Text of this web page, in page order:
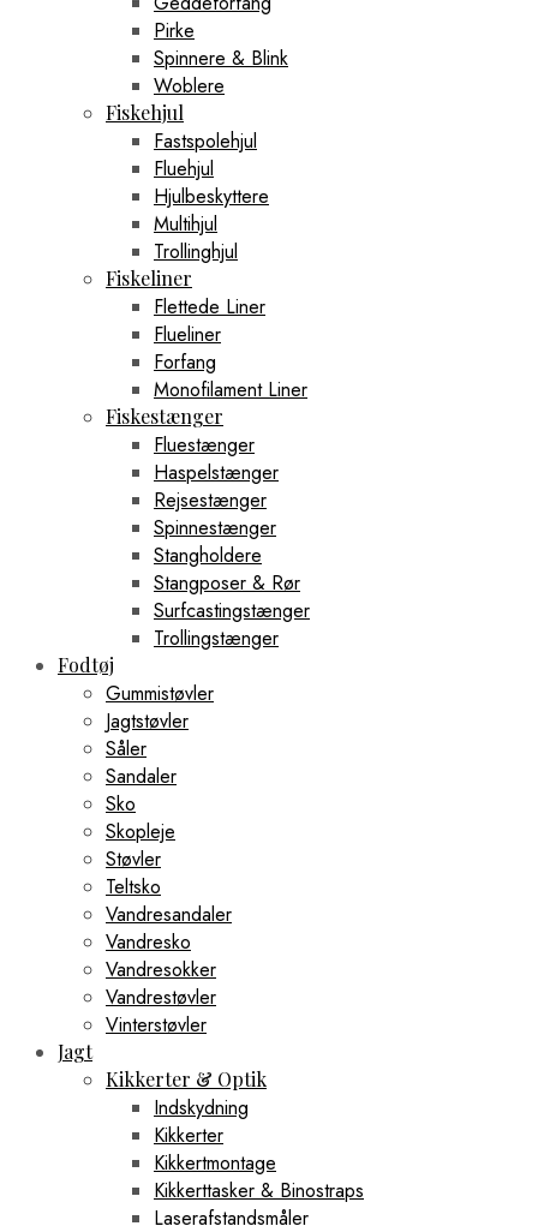
Pirke
Spinnere & Blink
Woblere
Fiskehjul
Fastspolehjul
Fluehjul
Hjulbeskyttere
Multihjul
Trollinghjul
Fiskeliner
Flettede Liner
Flueliner
Forfang
Monofilament Liner
Fiskestænger
Fluestænger
Haspelstænger
Rejsestænger
Spinnestænger
Stangholdere
Stangposer & Rør
Surfcastingstænger
Trollingstænger
Fodtøj
Gummistøvler
Jagtstøvler
Såler
Sandaler
Sko
Skopleje
Støvler
Teltsko
Vandresandaler
Vandresko
Vandresokker
Vandrestøvler
Vinterstøvler
Jagt
Kikkerter & Optik
Indskydning
Kikkerter
Kikkertmontage
Kikkerttasker & Binostraps
Laserafstandsmåler